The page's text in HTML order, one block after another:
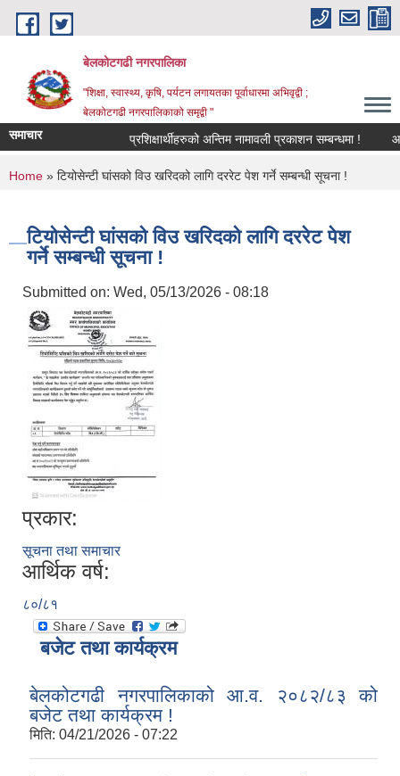
Skip to main content
बेलकोटगढी नगरपालिका
"शिक्षा, स्वास्थ्य, कृषि, पर्यटन लगायतका पूर्वाधारमा अभिवृद्वी ;
बेलकोटगढी नगरपालिकाको समृद्वी "
समाचार प्रशिक्षार्थीहरुको अन्तिम नामावली प्रकाशन सम्बन्धमा ! आ.व.
You are here
Home » टियोसेन्टी घांसको विउ खरिदको लागि दररेट पेश गर्ने सम्बन्धी सूचना !
टियोसेन्टी घांसको विउ खरिदको लागि दररेट पेश
गर्ने सम्बन्धी सूचना !
Submitted on: Wed, 05/13/2026 - 08:18
प्रकार:
सूचना तथा समाचार
आर्थिक वर्ष:
८०/८१
बजेट तथा कार्यक्रम
बेलकोटगढी नगरपालिकाको आ.व. २०८२/८३ को
बजेट तथा कार्यक्रम !
मिति: 04/21/2026 - 07:22